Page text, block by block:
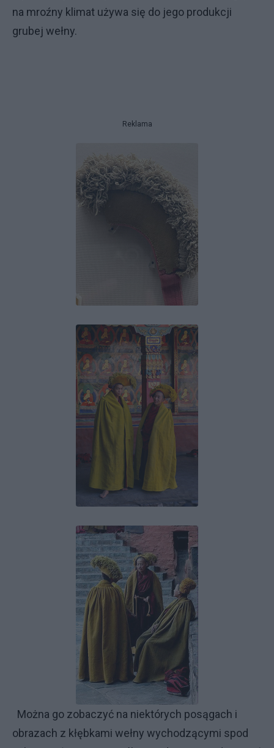
na mroźny klimat używa się do jego produkcji
grubej wełny.
Reklama
Można go zobaczyć na niektórych posągach i
obrazach z kłębkami wełny wychodzącymi spod